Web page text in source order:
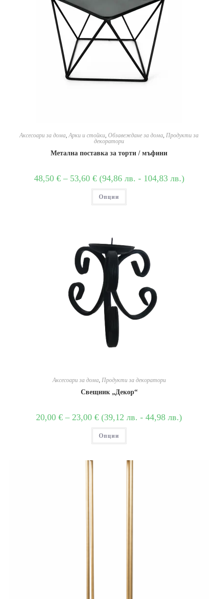
Аксесоари за дома Арки и стойки Обзавеждане за дома Продукти за
декоратори
Метална поставка за торти / мъфини
48,50 € – 53,60 € (94,86 лв. - 104,83 лв.)
Опции
Аксесоари за дома, Продукти за декоратори
Свещник „Декор“
20,00 € – 23,00 € (39,12 лв. - 44,98 лв.)
Опции